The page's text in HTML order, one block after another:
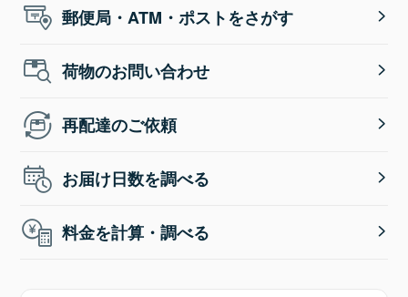
郵便局・ATM・ポストをさがす
荷物のお問い合わせ
再配達のご依頼
お届け日数を調べる
料金を計算・調べる